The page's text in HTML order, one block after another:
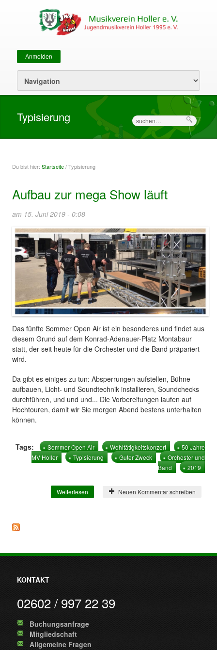
Sekundärmenü
Anmelden
Typisierung Suche
Du bist hier:
Sie sind hier
Startseite/ Typisierung
Aufbau zur mega Show läuft
am 15. Juni 2019 - 0:08
Das fünfte Sommer Open Air ist ein besonderes und findet aus
diesem Grund auf dem Konrad-Adenauer-Platz Montabaur
statt, der seit heute für die Orchester und die Band präpariert
wird.
Da gibt es einiges zu tun: Absperrungen aufstellen, Bühne
aufbauen, Licht- und Soundtechnik installieren, Soundchecks
durchführen, und und und... Die Vorbereitungen laufen auf
Hochtouren, damit wir Sie morgen Abend bestens unterhalten
können.
Tags: Sommer Open Air Wohltätigkeitskonzert
50 Jahre
MV Holler
Typisierung Guter Zweck
Orchester und
Band
2019
Weiterlesen über Aufbau zur mega Show läuft
Neuen Kommentar schreiben
KONTAKT
02602 / 997 22 39
Buchungsanfrage
Mitgliedschaft
Allgemeine Fragen